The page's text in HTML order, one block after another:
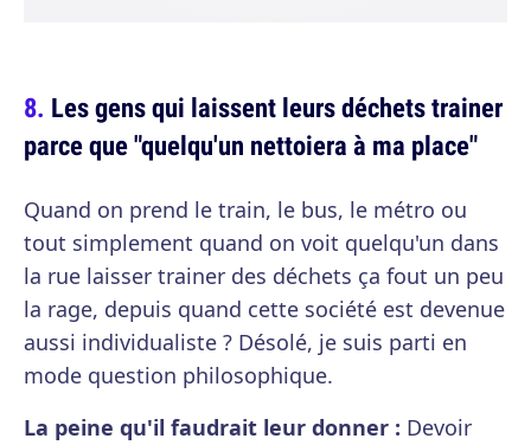
Les gens qui laissent leurs déchets trainer
parce que "quelqu'un nettoiera à ma place"
Quand on prend le train, le bus, le métro ou
tout simplement quand on voit quelqu'un dans
la rue laisser trainer des déchets ça fout un peu
la rage, depuis quand cette société est devenue
aussi individualiste ? Désolé, je suis parti en
mode question philosophique.
La peine qu'il faudrait leur donner : Devoir